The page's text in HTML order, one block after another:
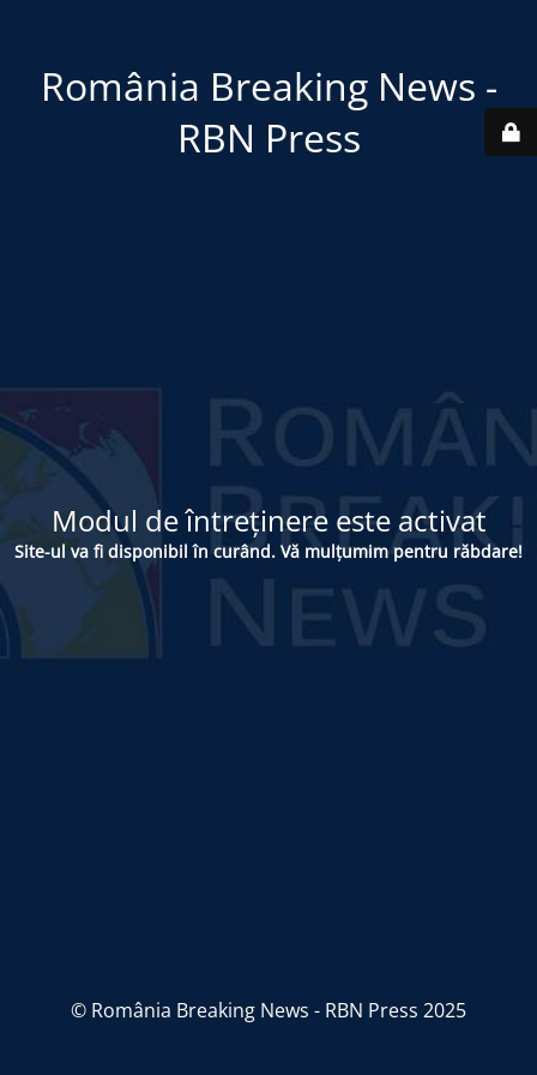
România Breaking News -
RBN Press
Modul de întreținere este activat
Site-ul va fi disponibil în curând. Vă mulțumim pentru răbdare!
© România Breaking News - RBN Press 2025